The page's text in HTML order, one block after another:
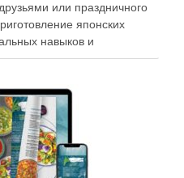
или праздничного
японских
навыков и
на практике сделать